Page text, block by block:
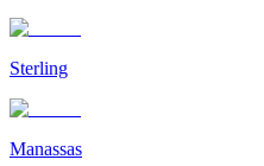
Sterling
Manassas